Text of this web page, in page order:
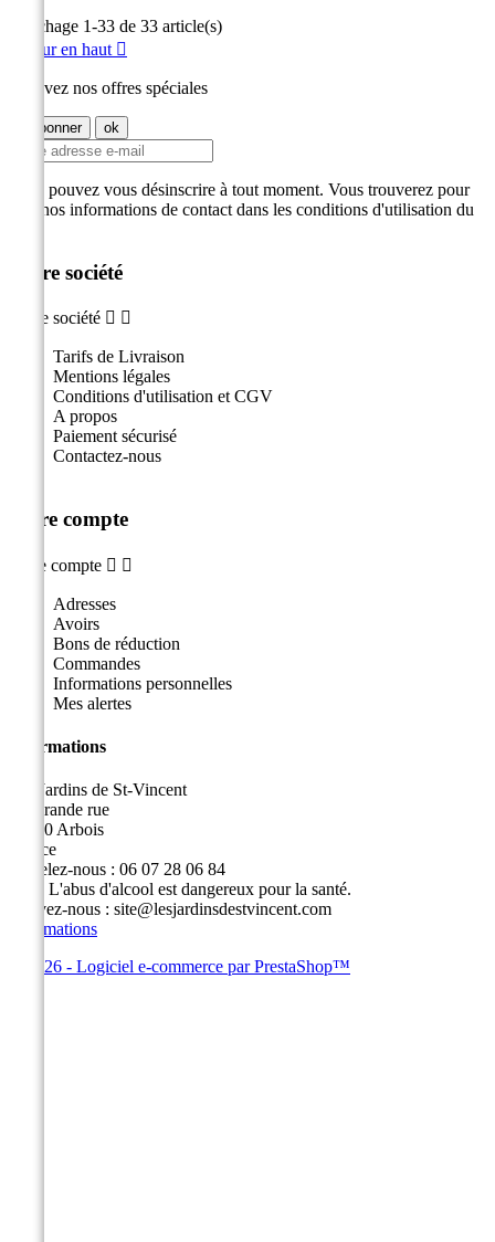
Affichage 1-33 de 33 article(s)
Retour en haut 
Recevez nos offres spéciales
Vous pouvez vous désinscrire à tout moment. Vous trouverez pour
cela nos informations de contact dans les conditions d'utilisation du
Notre société
Notre société  
Tarifs de Livraison
Mentions légales
Conditions d'utilisation et CGV
A propos
Paiement sécurisé
Contactez-nous
Votre compte
Votre compte  
Adresses
Avoirs
Bons de réduction
Commandes
Informations personnelles
Mes alertes
Informations
Les Jardins de St-Vincent
49, grande rue
39600 Arbois
France
Appelez-nous : 06 07 28 06 84
L'abus d'alcool est dangereux pour la santé.
Écrivez-nous : site@lesjardinsdestvincent.com
Informations
© 2026 - Logiciel e-commerce par PrestaShop™